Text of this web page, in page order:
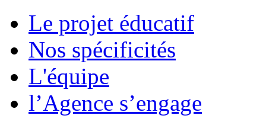
Le projet éducatif
Nos spécificités
L'équipe
l’Agence s’engage